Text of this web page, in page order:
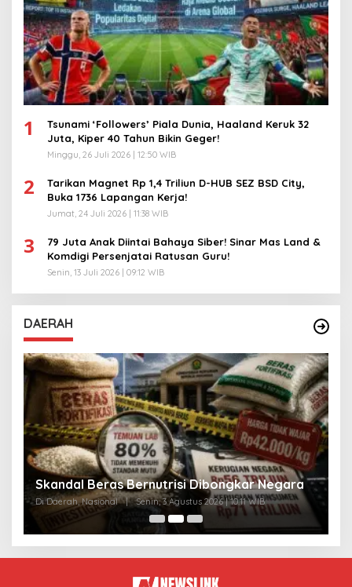
1
Tsunami ‘Followers’ Piala Dunia, Haaland Keruk 32
Juta, Kiper 40 Tahun Bikin Geger!
Minggu, 26 Juli 2026 | 12:50 WIB
2
Tarikan Magnet Rp 1,4 Triliun D-HUB SEZ BSD City,
Buka 1736 Lapangan Kerja!
Jumat, 24 Juli 2026 | 11:38 WIB
3
79 Juta Anak Diintai Bahaya Siber! Sinar Mas Land &
Komdigi Persenjatai Ratusan Guru!
Senin, 13 Juli 2026 | 09:12 WIB
DAERAH
Skandal Beras Bernutrisi Dibongkar Negara
Di Daerah, Nasional | Senin, 3 Agustus 2026 | 10:11 WIB